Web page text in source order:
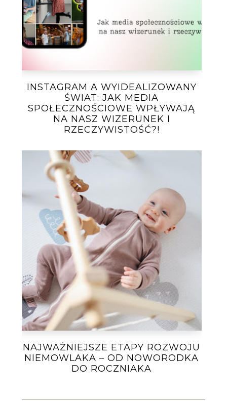
INSTAGRAM A WYIDEALIZOWANY
ŚWIAT: JAK MEDIA
SPOŁECZNOŚCIOWE WPŁYWAJĄ
NA NASZ WIZERUNEK I
RZECZYWISTOŚĆ?!
NAJWAŻNIEJSZE ETAPY ROZWOJU
NIEMOWLAKA – OD NOWORODKA
DO ROCZNIAKA